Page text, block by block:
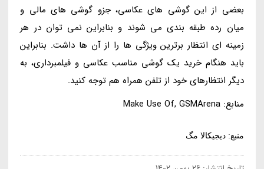
بعضی از این گوشی های عکاسی، جزو گوشی های مالی و
میان رده طبقه بندی می شوند و بنابراین نمی توان در هر
زمینه ای انتظار برترین ویژگی ها را از آن ها داشت. بنابراین
باید هنگام خرید یک گوشی مناسب عکاسی و فیلمبرداری، به
دیگر انتظارهای خود از تلفن همراه هم توجه کنید.
منابع: Make Use Of, GSMArena
منبع: دیجیکالا مگ